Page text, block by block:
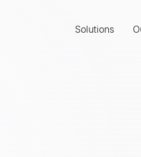
Solutions